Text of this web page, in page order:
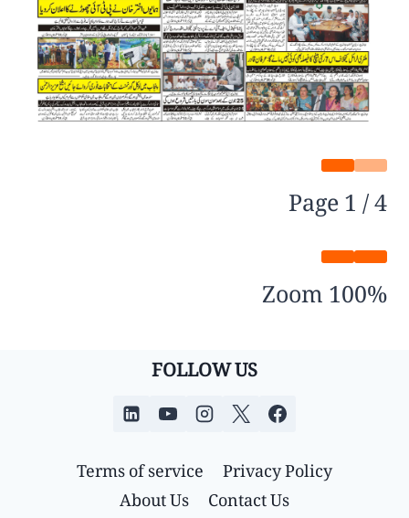
Page1/4
Zoom100%
FOLLOW US
Privacy Policy
Terms of service
Contact Us
About Us